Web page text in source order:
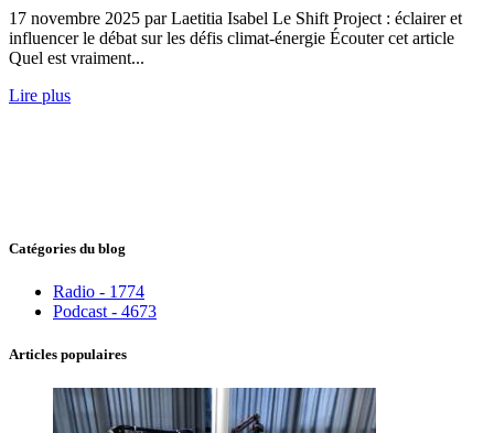
17 novembre 2025 par Laetitia Isabel Le Shift Project : éclairer et
influencer le débat sur les défis climat-énergie Écouter cet article
Quel est vraiment...
Lire plus
Catégories du blog
Radio - 1774
Podcast - 4673
Articles populaires